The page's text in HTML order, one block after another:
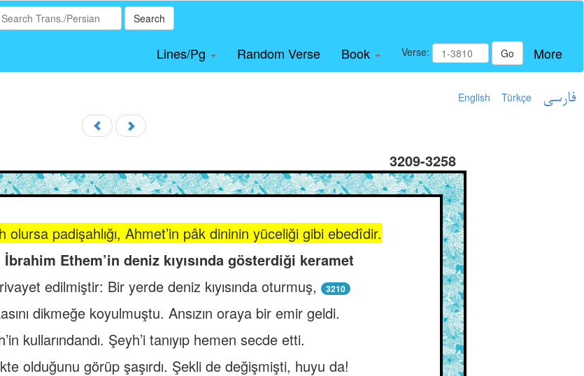
Search
Lines/Pg Random Verse Book Verse: Go More
English Türkçe فارسی
3209-3258
padişahlığı, Ahmet’in pâk dininin yüceliği gibi ebedîdir.
Ethem’in deniz kıyısında gösterdiği keramet
edilmiştir: Bir yerde deniz kıyısında oturmuş,
3210
dikmeğe koyulmuştu. Ansızın oraya bir emir geldi.
kullarındandı. Şeyh’i tanıyıp hemen secde etti.
olduğunu görüp şaşırdı. Şekli de değişmişti, huyu da!